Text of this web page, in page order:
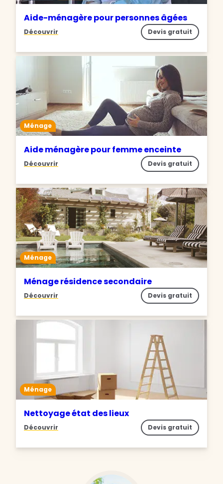
Aide-ménagère pour personnes âgées
Découvrir Devis gratuit
Ménage
Aide ménagère pour femme enceinte
Découvrir Devis gratuit
Ménage
Ménage résidence secondaire
Découvrir Devis gratuit
Ménage
Nettoyage état des lieux
Découvrir Devis gratuit